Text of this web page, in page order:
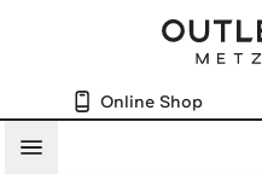
Online Shop
Menü